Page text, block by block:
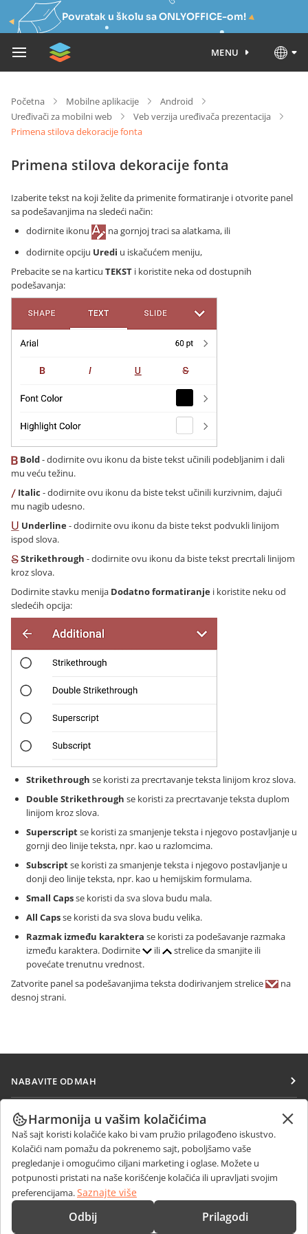
Povratak u školu sa ONLYOFFICE-om!
MENU
Početna Mobilne aplikacije
Android
Uređivači za mobilni web
Veb verzija uređivača prezentacija
Primena stilova dekoracije fonta
Primena stilova dekoracije fonta
Izaberite tekst na koji želite da primenite formatiranje i otvorite panel
sa podešavanjima na sledeći način:
dodirnite ikonu
na gornjoj traci sa alatkama, ili
dodirnite opciju Uredi u iskačućem meniju,
Prebacite se na karticu TEKST i koristite neka od dostupnih
podešavanja:
Bold- dodirnite ovu ikonu da biste tekst učinili podebljanim i dali
mu veću težinu.
Italic - dodirnite ovu ikonu da biste tekst učinili kurzivnim, dajući
mu nagib udesno.
Underline- dodirnite ovu ikonu da biste tekst podvukli linijom
ispod slova.
Strikethrough - dodirnite ovu ikonu da biste tekst precrtali linijom
kroz slova.
Dodirnite stavku menija Dodatno formatiranje i koristite neku od
sledećih opcija:
Strikethrough se koristi za precrtavanje teksta linijom kroz slova.
Double Strikethrough se koristi za precrtavanje teksta duplom
linijom kroz slova.
Superscriptse koristi za smanjenje teksta i njegovo postavljanje u
gornji deo linije teksta, npr. kao u razlomcima.
Subscriptse koristi za smanjenje teksta i njegovo postavljanje u
donji deo linije teksta, npr. kao u hemijskim formulama.
Small Capsse koristi da sva slova budu mala.
All Capsse koristi da sva slova budu velika.
Razmak između karaktera se koristi za podešavanje razmaka
između karaktera. Dodirnite
ili
strelice da smanjite ili
povećate trenutnu vrednost.
Zatvorite panel sa podešavanjima teksta dodirivanjem strelice
na
desnoj strani.
NABAVITE ODMAH
Docs
DocSpace
Workspace
Konektori
Desktop aplikacije
Mobilne aplikacije
SARAĐUJTE
Za doprinosioce
Za prevodioce
Za influensere
Slobodna radna mesta
PRIMAJTE VESTI
Blog
DOBIJTE POMOĆ
Forum
KONTAKTIRAJTE NAS
Harmonija u vašim kolačićima
Naš sajt koristi kolačiće kako bi vam pružio prilagođeno iskustvo.
Kolačići nam pomažu da pokrenemo sajt, poboljšamo vaše
pregledanje i omogućimo ciljani marketing i oglase. Možete u
potpunosti pristati na naše korišćenje kolačića ili upravljati svojim
preferencijama.Saznajte više
Odbij Prilagodi